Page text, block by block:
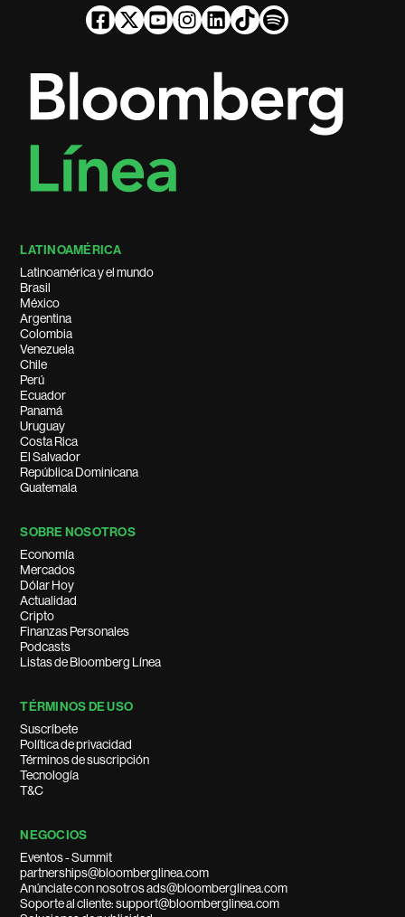
LATINOAMÉRICA
Latinoamérica y el mundo
Brasil
México
Argentina
Colombia
Venezuela
Chile
Perú
Ecuador
Panamá
Uruguay
Costa Rica
El Salvador
República Dominicana
Guatemala
SOBRE NOSOTROS
Economía
Mercados
Dólar Hoy
Actualidad
Cripto
Finanzas Personales
Podcasts
Listas de Bloomberg Línea
TÉRMINOS DE USO
Suscríbete
Política de privacidad
Términos de suscripción
Tecnología
T&C
NEGOCIOS
Eventos - Summit
partnerships@bloomberglinea.com
Anúnciate con nosotros ads@bloomberglinea.com
Soporte al cliente: support@bloomberglinea.com